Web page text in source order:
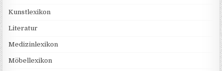
Kunstlexikon
Literatur
Medizinlexikon
Möbellexikon